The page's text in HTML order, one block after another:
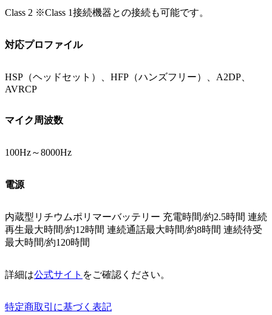
Class 2 ※Class 1接続機器との接続も可能です。
対応プロファイル
HSP（ヘッドセット）、HFP（ハンズフリー）、A2DP、
AVRCP
マイク周波数
100Hz～8000Hz
電源
内蔵型リチウムポリマーバッテリー 充電時間/約2.5時間 連続
再生最大時間/約12時間 連続通話最大時間/約8時間 連続待受
最大時間/約120時間
詳細は公式サイト をご確認ください。
特定商取引に基づく表記